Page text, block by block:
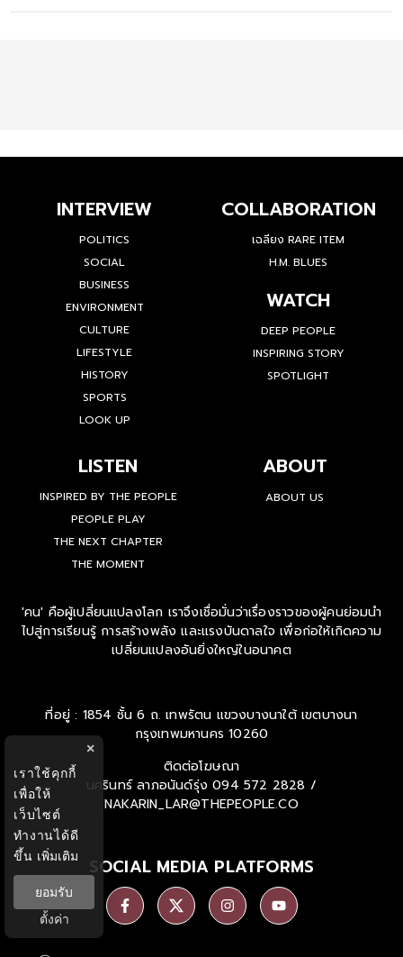
INTERVIEW
POLITICS
SOCIAL
BUSINESS
ENVIRONMENT
CULTURE
LIFESTYLE
HISTORY
SPORTS
LOOK UP
COLLABORATION
เฉลียง RARE ITEM
H.M. BLUES
WATCH
DEEP PEOPLE
INSPIRING STORY
SPOTLIGHT
LISTEN
INSPIRED BY THE PEOPLE
PEOPLE PLAY
THE NEXT CHAPTER
THE MOMENT
ABOUT
ABOUT US
'คน' คือผู้เปลี่ยนแปลงโลก เราจึงเชื่อมั่นว่าเรื่องราวของผู้คนย่อมนำ
ไปสู่การเรียนรู้ การสร้างพลัง และแรงบันดาลใจ เพื่อก่อให้เกิดความ
เปลี่ยนแปลงอันยิ่งใหญ่ในอนาคต
ที่อยู่ : 1854 ชั้น 6 ถ. เทพรัตน แขวงบางนาใต้ เขตบางนา
กรุงเทพมหานคร 10260
ติดต่อโฆษณา
นครินทร์ ลาภอนันด์รุ่ง 094 572 2828 /
NAKARIN_LAR@THEPEOPLE.CO
SOCIAL MEDIA PLATFORMS
×
เราใช้คุกกี้
เพื่อให้
เว็บไซต์
ทำงานได้ดี
ขึ้น เพิ่มเติม
ยอมรับ
ตั้งค่า